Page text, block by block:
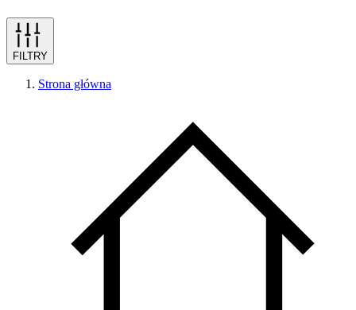
FILTRY
Strona główna